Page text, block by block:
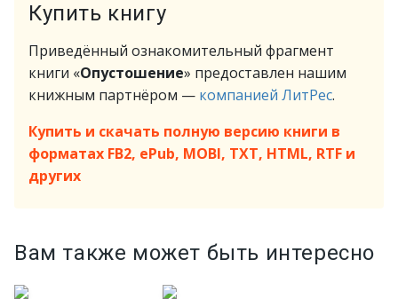
Купить книгу
Приведённый ознакомительный фрагмент
книги «Опустошение» предоставлен нашим
книжным партнёром — компанией ЛитРес.
Купить и скачать полную версию книги в
форматах FB2, ePub, MOBI, TXT, HTML, RTF и
других
Вам также может быть интересно